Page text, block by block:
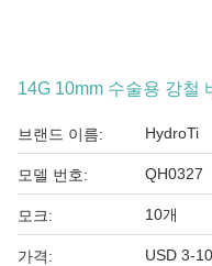
14G 10mm 수술용 강철
브랜드 이름: HydroTi
모델 번호: QH0327
모크: 10개
가격: USD 3-